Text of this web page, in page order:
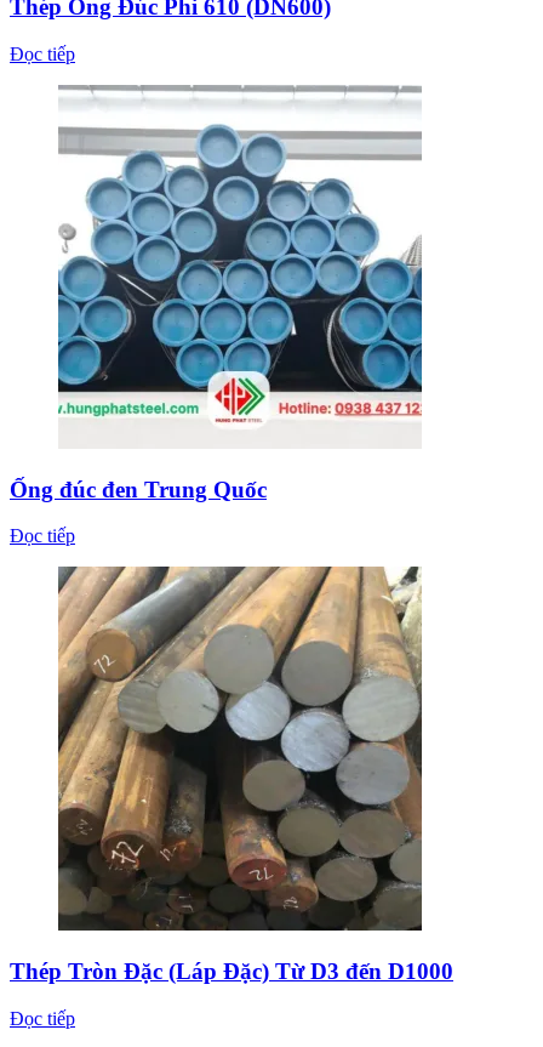
Thép Ống Đúc Phi 610 (DN600)
Đọc tiếp
Ống đúc đen Trung Quốc
Đọc tiếp
Thép Tròn Đặc (Láp Đặc) Từ D3 đến D1000
Đọc tiếp